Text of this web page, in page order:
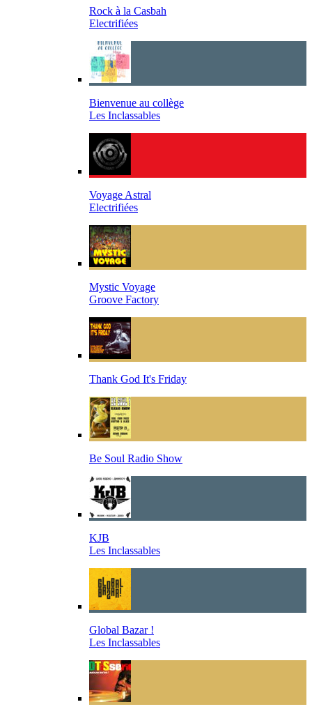
Rock à la Casbah
Electrifiées
Bienvenue au collège
Les Inclassables
Voyage Astral
Electrifiées
Mystic Voyage
Groove Factory
Thank God It's Friday
Be Soul Radio Show
KJB
Les Inclassables
Global Bazar !
Les Inclassables